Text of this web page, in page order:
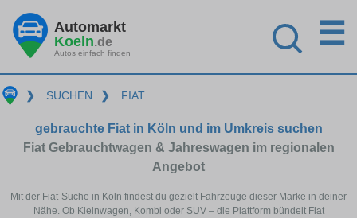
Automarkt
Koeln.de
Autos einfach finden
☰
❯ SUCHEN ❯ FIAT
gebrauchte Fiat in Köln und im Umkreis suchen
Fiat Gebrauchtwagen & Jahreswagen im regionalen
Angebot
Mit der Fiat-Suche in Köln findest du gezielt Fahrzeuge dieser Marke in deiner
Nähe. Ob Kleinwagen, Kombi oder SUV – die Plattform bündelt Fiat